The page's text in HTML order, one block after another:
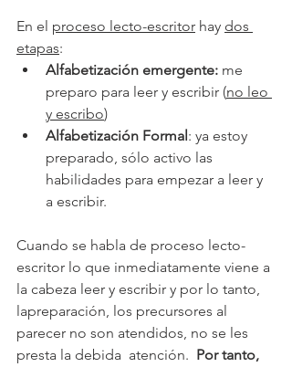
En el proceso lecto-escritor hay dos
etapas:
Alfabetización emergente: me
preparo para leer y escribir (no leo
y escribo)
Alfabetización Formal : ya estoy
preparado, sólo activo las
habilidades para empezar a leer y
a escribir.
Cuando se habla de proceso lecto-
escritor lo que inmediatamente viene a
la cabeza leer y escribir y por lo tanto,
lapreparación, los precursores al
parecer no son atendidos, no se les
presta la debida  atención. Por tanto,